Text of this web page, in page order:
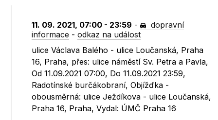
11. 09. 2021, 07:00 - 23:59 -
dopravní
informace -odkaz na událost
ulice Václava Balého - ulice Loučanská, Praha
16, Praha, přes: ulice náměstí Sv. Petra a Pavla,
Od 11.09.2021 07:00, Do 11.09.2021 23:59,
Radotínské burčákobraní, Objížďka -
obousměrná: ulice Ježdíkova - ulice Loučanská,
Praha 16, Praha, Vydal: ÚMČ Praha 16